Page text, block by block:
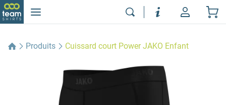
Produits Cuissard court Power JAKO Enfant